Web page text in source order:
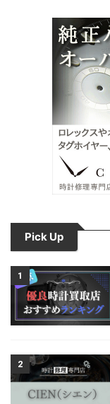
Pick Up
1
2